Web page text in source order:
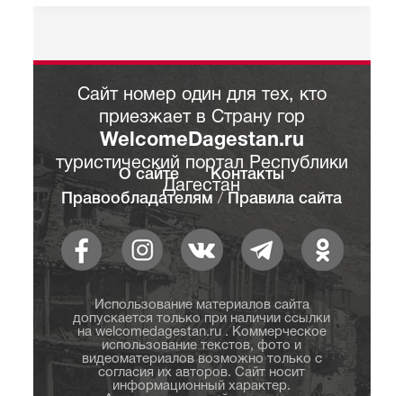
Сайт номер один для тех, кто
приезжает в Страну гор
WelcomeDagestan.ru
туристический портал Республики
Дагестан
О сайте
Контакты
Правообладателям / Правила сайта
Использование материалов сайта
допускается только при наличии ссылки
на welcomedagestan.ru . Коммерческое
использование текстов, фото и
видеоматериалов возможно только с
согласия их авторов. Сайт носит
информационный характер.